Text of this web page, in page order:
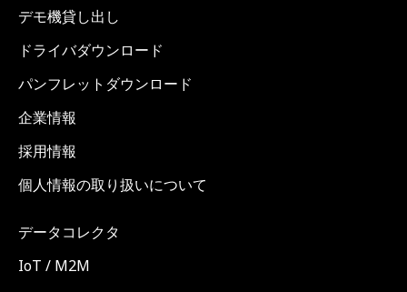
デモ機貸し出し
ドライバダウンロード
パンフレットダウンロード
企業情報
採用情報
個人情報の取り扱いについて
データコレクタ
IoT / M2M